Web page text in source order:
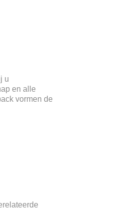
u
en alle
vormen de